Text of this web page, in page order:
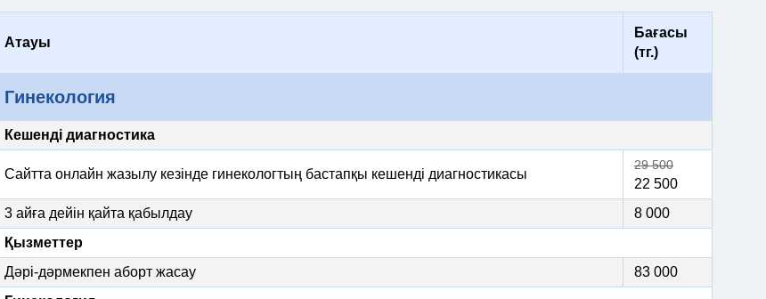
Атауы
Бағасы
(тг.)
Гинекология
Кешенді диагностика
Сайтта онлайн жазылу кезінде гинекологтың бастапқы кешенді диагностикасы
29 500
22 500
3 айға дейін қайта қабылдау
8 000
Қызметтер
Дәрі-дәрмекпен аборт жасау
83 000